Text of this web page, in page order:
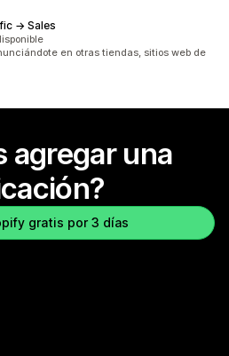
→ Sales
en otras tiendas, sitios web de
agregar una
gratis por 3 días